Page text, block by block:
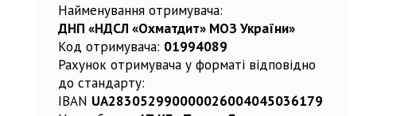
Найменування отримувача:
ДНП «НДСЛ «Охматдит» МОЗ України»
Код отримувача: 01994089
Рахунок отримувача у форматі відповідно
до стандарту:
IBAN UA283052990000026004045036179